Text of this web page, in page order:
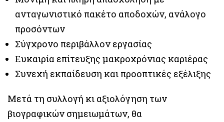
ανταγωνιστικό πακέτο αποδοχών, ανάλογο
προσόντων
Σύγχρονο περιβάλλον εργασίας
Ευκαιρία επίτευξης μακροχρόνιας καριέρας
Συνεχή εκπαίδευση και προοπτικές εξέλιξης
Μετά τη συλλογή κι αξιολόγηση των
βιογραφικών σημειωμάτων, θα